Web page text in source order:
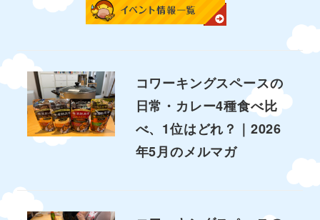
コワーキングスペースの
日常・カレー4種食べ比
べ、1位はどれ？｜2026
年5月のメルマガ